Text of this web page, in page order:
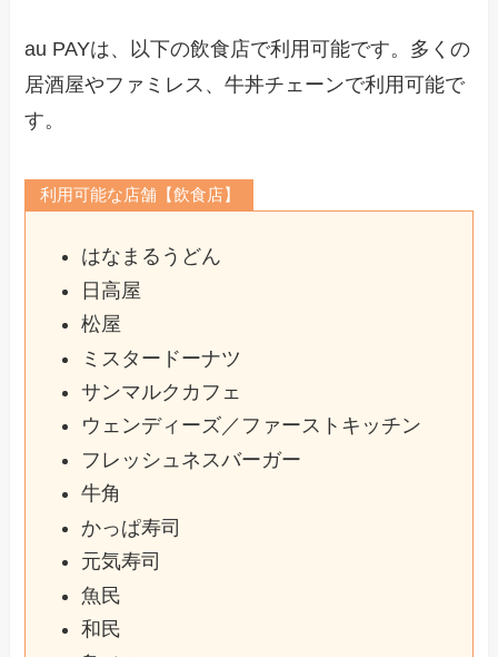
au PAYは、以下の飲食店で利用可能です。多くの
居酒屋やファミレス、牛丼チェーンで利用可能で
す。
利用可能な店舗【飲食店】
はなまるうどん
日高屋
松屋
ミスタードーナツ
サンマルクカフェ
ウェンディーズ／ファーストキッチン
フレッシュネスバーガー
牛角
かっぱ寿司
元気寿司
魚民
和民